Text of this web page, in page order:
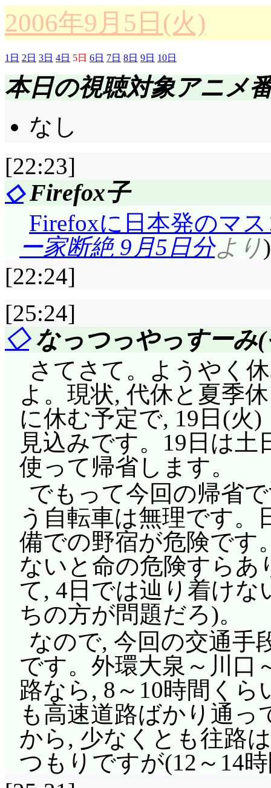
窒息したのかと思っ
来たため声を出して
メンビーム! ……くっ!
か効かないのか!」そ
は思えませんしねえ
♥」されると, 普通の
ど, ウサミミ仮面は
ぎ。
イケメンキックで鮫
ね。鮫は鼻の先が弱
しょう。では」憶え
けどね(^^;;; 悪夢魔法
いたバクも吐き出さ
(^^;;; バクの身体の生
りがとうウサミミの
さ……!」まあ, あのコ
いしね(^^;;;
人魚の経験から泳げ
符「ミ」発生……別に
んだけど。
ウサミミスタンプ4
ろで, あの出動の時に
「ウサミミ仮面のテ
た!」「誰が歌ってる
す」「二度と使うな!
は(^^;;;
提供背景: これは怪
は?
りそう, というか, 見
られないという切実さ
「私が, 手伝わなく
ね」まあ, 意識的に手
いうある意味異物の
えているのは間違い
外認められない永代
て! 蝶となって! ……殺
だよ(^^;;;
絶賛暴走中, 永代橋
戴柊君! バイオリンを
す趣味はありません
れは嫌味な訳ですが
ー出動でございます!
ゃん!」「お尻を噛ま
歯型が消えなかった
良いっつの!」フラッ
ると, それだけでムッ
ますね(^^;;; アレはも
りますけど。
「かくなる上は柊家
う! 地獄のみっちゃん
っちゃんを!」地獄よ
(^^;;; 「先生, 泣いて
ね」「あの痛みは, 噛
よ……」マイメロに同
「メロディを! メロ
奴・潤が『美・
またかー(^^;;; しかし
ヤケクソではあって
回は歌になってませ
ら。「バク達も責任
たとか?
「今日ウサミミ仮面
ちっちゃいので面白
日のくるくるシャッ
……ちょっと残念」折
てないなんて, 宅配君
リアン大臣だったり
にはもっとも～っと
うっ!
「オトドケモノデス
非ともマンホールと
て欲しいですね。「
わーんうちはこんな
は精神攻撃だったの
には御歳暮も宜しく
ー!? うわ～!!」まあ宅
(^^;;; 「どっこい生き
トドケモノを滅茶苦
さ。確かに宅配君は,
壊はさせていなかっ
ける『端からは雑に
写だったりして。
「戴き物を粗末にす
婆!」手足生える生鮮
ゃが芋が切腹するん
缶詰にミニウサキッ
が通じないならばミ
す!」「イクラでーす
まー! あの時別れ別れ
「お前達!! ああー我
るんですか海鮮親子
子の絆アターック!」
ゃんみっけ, でちゅだ
でちゅだ……」「あい
ちゅだ……」久々に出
だけに, 前半でバコに
なのです。
タクトは筐体内にま
て破壊しようと……カ
と……暴走にしても容
駆?
本日のくるくるシャ
あ, 何時になったら
「大丈夫ですよ, 大臣
マイメロに呼び出さ
りませんや!」「ま,
ブーブー言ってない
ね」「すいません,
(^^;;;;;;; 本当に, 恵ま
くるくるシャッフル:
(^^;;;
ぶたの大工さん達が
の, クロミの頭巾から
出したバコによって
くるくるシャッフル
が相殺されれば開け
でしょう。ちなみに,
を持っている筈です
「あ～や～や～, 負
ロ……」ということで
るというバコにルナ
「もう, それは終わり
なったよ……。かくし
を気遣うのは, 何と白
2006年9月5日(火)
1日 2日 3日 4日 5日 6日 7日 8日 9日 10日
本日の視聴対象アニメ
なし
[22:23]
◇Firefox子
Firefoxに日本発のマ
ー家断絶 9月5日分より
[22:24]
[25:24]
◇なっつっやっすーみ
さてさて。ようやく
よ。現状, 代休と夏季
に休む予定で, 19日(火
見込みです。19日は
使って帰省します。
でもって今回の帰省
う自転車は無理です。
備での野宿が危険です
ないと命の危険すら
て, 4日では辿り着け
ちの方が問題だろ)。
なので, 今回の交通手
です。外環大泉～川口
路なら, 8～10時間く
も高速道路ばかり通
から, 少なくとも往路
つもりですが(12～14